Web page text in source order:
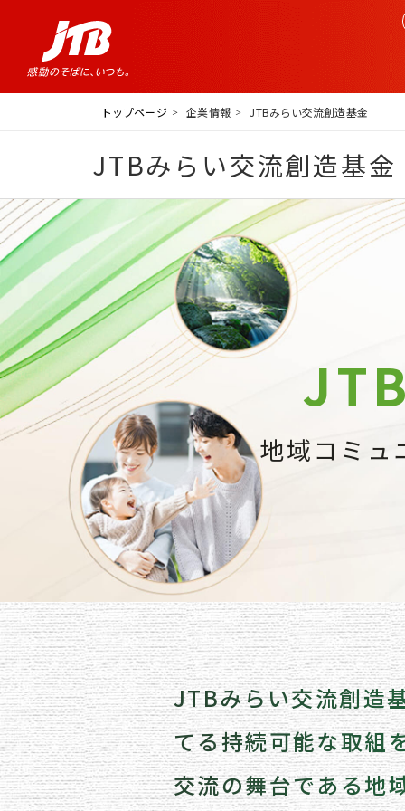
トップページ 企業情報 JTBみらい交流創造基金
JTBみらい交流創造基金
地域コミュ
JTBみらい交流創造
てる持続可能な取組
交流の舞台である地